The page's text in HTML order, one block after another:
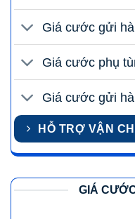
Giá cước gửi
Giá cước phụ
Giá cước gửi
HỖ TRỢ VẬN
GIÁ